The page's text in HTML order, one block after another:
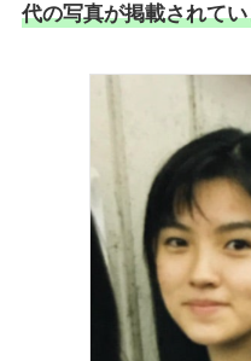
代の写真が掲載されて